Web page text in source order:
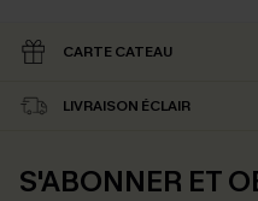
CARTE CATEAU
LIVRAISON ÉCLAIR
S'ABONNER ET